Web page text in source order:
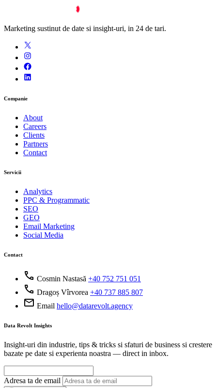
Marketing sustinut de date si insight-uri, in 24 de tari.
Companie
About
Careers
Clients
Partners
Contact
Servicii
Analytics
PPC & Programmatic
SEO
GEO
Email Marketing
Social Media
Contact
call Cosmin Nastasă +40 752 751 051
call Dragoș Vîrvorea +40 737 885 807
mail Email hello@datarevolt.agency
Data Revolt Insights
Insight-uri din industrie, tips & tricks si sfaturi de business si crestere
bazate pe date si experienta noastra — direct in inbox.
Adresa ta de email